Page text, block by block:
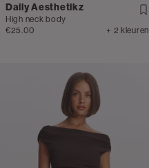
Daily Aesthetikz
High neck body
€25.00
+ 2 kleuren